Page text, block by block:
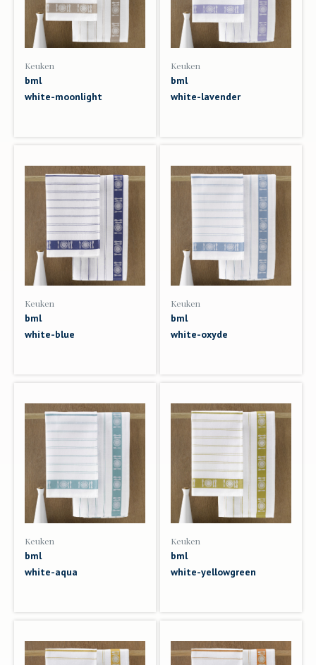
Keuken
bml
white-moonlight
Keuken
bml
white-lavender
Keuken
bml
white-blue
Keuken
bml
white-oxyde
Keuken
bml
white-aqua
Keuken
bml
white-yellowgreen